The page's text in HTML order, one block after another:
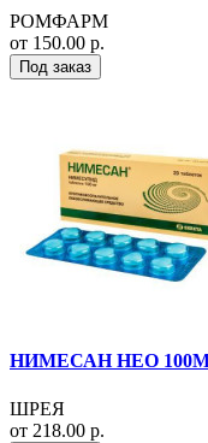
РОМФАРМ
от 150.00 р.
Под заказ
НИМЕСАН НЕО
ШРЕЯ
от 218.00 р.